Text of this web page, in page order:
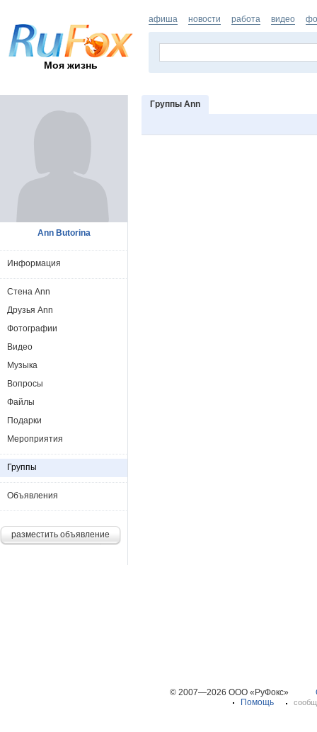
Моя жизнь
афиша новости работа видео
Группы Ann
Ann Butorina
Информация
Стена Ann
Друзья Ann
Фотографии
Видео
Музыка
Вопросы
Файлы
Подарки
Мероприятия
Группы
Объявления
разместить объявление
© 2007—2026 ООО «РуФокс»
Помощь